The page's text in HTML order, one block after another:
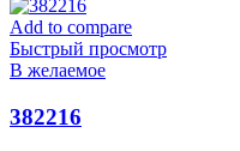
Add to compare
Быстрый просмотр
В желаемое
382216